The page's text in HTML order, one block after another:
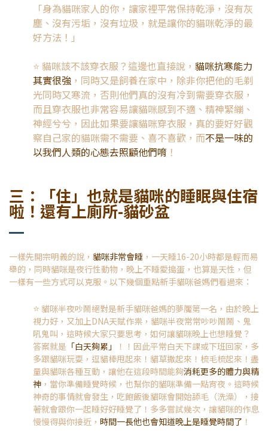
「身為貓咪家人的你，讓家裡平常保持乾淨，沒有灰
塵、沒有污垢，沒有垃圾，就是讓你的貓咪乾淨的最
好方法！」
⭐️ 貓咪該不該穿衣服？這邊也直接說， 貓咪抗寒能力
其實很強 ，同時又是飼養在家中，除非你把他的毛剃
光同時又寒流，否則他們真的沒有冷到需要穿衣服，
而且穿衣服也非常容易讓貓咪感到不適、精神緊繃、
神經兮兮，因此如果要讓貓咪穿衣服，真的要好好觀
察自己家的貓咪需不需要、喜不喜歡，而不是一味的
以我們人類的心態去照顧他們唷 ！
三：「住」也就是貓咪的睡眠與住宿
啦！還有上廁所-貓砂盆
一樣先開宗明義的說， 貓咪非常會睡 ，一天睡16-20小時都是輕而易
舉的，同時貓咪是夜行性動物，晚上不睡愛搗蛋，也算是天性，但
一樣有一些方式可以克服。以下幾個重點新手貓咪爸媽們看過來：
⭐️ 貓咪半夜吵鬧絕對是新手貓咪爸媽的夢魘第一名，由於晚上
視力好，又加上DNA天賦作祟，貓咪半夜常常吵吵鬧鬧、鬼
吼鬼叫，這時候大家只要思考，如何讓貓咪晚上也想睡覺？
答案就是 「白天夠累」
！！因此平常白天下課或下班回家，多
多跟貓咪玩耍，逗貓棒甩起來！貓草撒起來！梳毛梳起來！盡
量與貓咪各種互動，讓他在這段時間能夠消耗更多的體力與精
神 ，當你準備睡覺時候，也幫你的貓咪準備一點宵夜。 這時候
神奇的事情就會發生，吃飽飯後貓咪會開始舔毛（洗澡），接
著就會跟你一起睡好好睡覺了！多多嘗試幾次，讓貓咪的作息
慢慢得與你接近， 時間一長他也會知道晚上是睡覺時間了 ！